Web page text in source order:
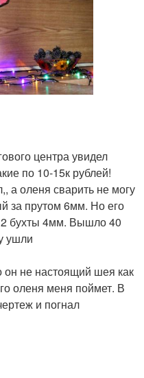
центра увидел
по 10-15к рублей!
а оленя сварить не могу
за прутом 6мм. Но его
2 бухты 4мм. Вышло 40
ушли
он не настоящий шея как
оленя меня поймет. В
и погнал